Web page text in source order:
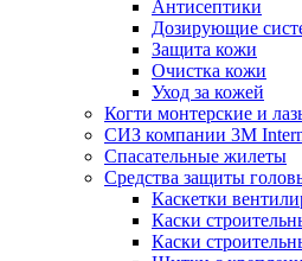
Антисептики
Дозирующие
Защита кожи
Очистка кожи
Уход за кожей
Когти монтерские и
СИЗ компании 3М
Спасательные жилеты
Средства защиты
Каскетки
Каски
Каски